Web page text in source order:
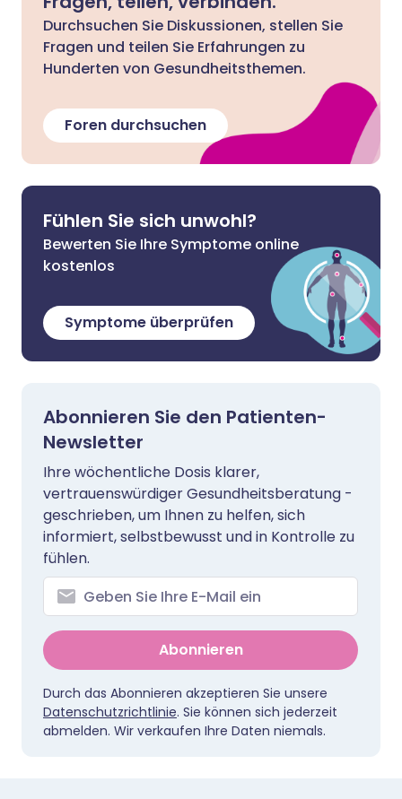
Durchsuchen Sie Diskussionen, stellen Sie
Fragen und teilen Sie Erfahrungen zu
Hunderten von Gesundheitsthemen.
Foren durchsuchen
Fühlen Sie sich unwohl?
Bewerten Sie Ihre Symptome online
kostenlos
Symptome überprüfen
Abonnieren Sie den Patienten-
Newsletter
Ihre wöchentliche Dosis klarer,
vertrauenswürdiger Gesundheitsberatung -
geschrieben, um Ihnen zu helfen, sich
informiert, selbstbewusst und in Kontrolle zu
fühlen.
Abonnieren
Durch das Abonnieren akzeptieren Sie unsere
Datenschutzrichtlinie. Sie können sich jederzeit
abmelden. Wir verkaufen Ihre Daten niemals.